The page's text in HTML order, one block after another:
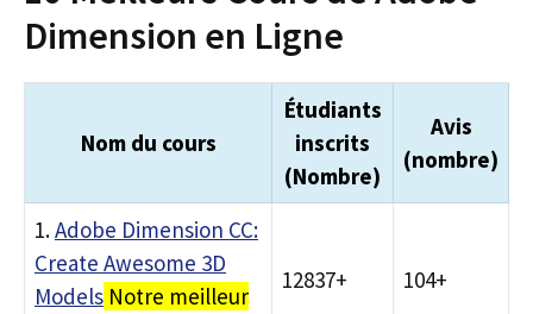
Dimension en Ligne
Nom du cours
Étudiants
inscrits
(Nombre)
Avis
(nombre)
1.Adobe Dimension CC:
Create Awesome 3D
Models Notre meilleur
12837+ 104+